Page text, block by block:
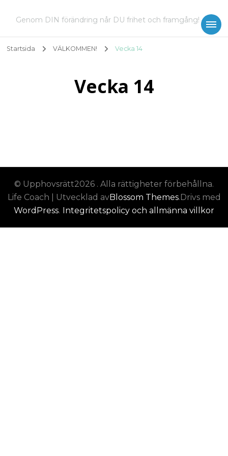
Genom DIN förändring når DU frihet och framgång!
Startsida VÄLKOMMEN! Vecka 14
Vecka 14
© Upphovsrätt2026 . Alla rättigheter förbehållna.
Life Coach | Utvecklad avBlossom Themes.Drivs med
WordPress. Integritetspolicy och allmänna villkor